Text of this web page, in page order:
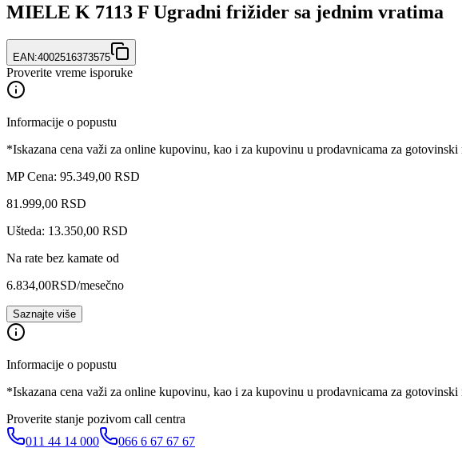
MIELE K 7113 F Ugradni frižider sa jednim vratima
EAN:4002516373575
Proverite vreme isporuke
Informacije o popustu
*Iskazana cena važi za online kupovinu, kao i za kupovinu u prodavnicama za gotovinski
MP Cena: 95.349,00 RSD
81.999,00 RSD
Ušteda: 13.350,00 RSD
Na rate bez kamate od
6.834,00RSD/mesečno
Saznajte više
Informacije o popustu
*Iskazana cena važi za online kupovinu, kao i za kupovinu u prodavnicama za gotovinski
Proverite stanje pozivom call centra
011 44 14 000
066 6 67 67 67